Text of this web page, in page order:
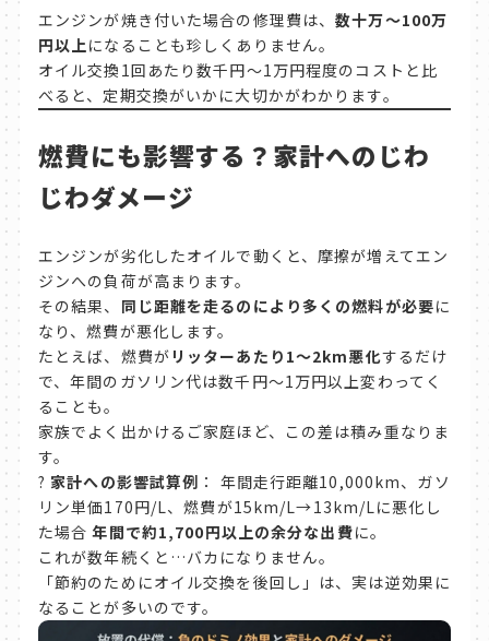
エンジンが焼き付いた場合の修理費は、数十万〜100万
円以上になることも珍しくありません。
オイル交換1回あたり数千円〜1万円程度のコストと比
べると、定期交換がいかに大切かがわかります。
燃費にも影響する？家計へのじわ
じわダメージ
エンジンが劣化したオイルで動くと、摩擦が増えてエン
ジンへの負荷が高まります。
その結果、 同じ距離を走るのにより多くの燃料が必要に
なり、燃費が悪化します。
たとえば、燃費が リッターあたり1〜2km悪化するだけ
で、年間のガソリン代は数千円〜1万円以上変わってく
ることも。
家族でよく出かけるご家庭ほど、この差は積み重なりま
す。
? 家計への影響試算例 ： 年間走行距離10,000km、ガソ
リン単価170円/L、燃費が15km/L→13km/Lに悪化し
た場合年間で約1,700円以上の余分な出費に。
これが数年続くと…バカになりません。
「節約のためにオイル交換を後回し」は、実は逆効果に
なることが多いのです。